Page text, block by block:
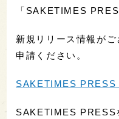
「SAKETIMES
新規リリース情報が
申請ください。
SAKETIMES PRESS
SAKETIMES PRESS